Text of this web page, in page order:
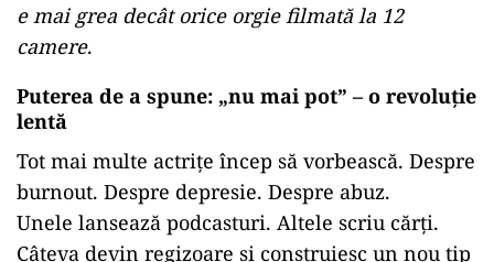
e mai grea decât orice orgie filmată la 12
camere.
Puterea de a spune: „nu mai pot” – o revoluție
lentă
Tot mai multe actrițe încep să vorbească. Despre
burnout. Despre depresie. Despre abuz.
Unele lansează podcasturi. Altele scriu cărți.
Câteva devin regizoare și construiesc un nou tip